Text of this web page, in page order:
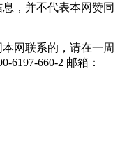
，并不代表本网赞同
网联系的，请在一周
6197-660-2 邮箱：